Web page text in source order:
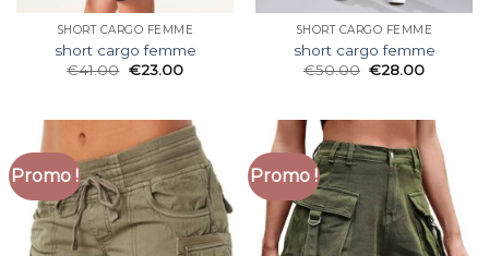
SHORT CARGO FEMME
short cargo femme
€41.00 €23.00
SHORT CARGO FEMME
short cargo femme
€50.00 €28.00
Promo ! Promo !